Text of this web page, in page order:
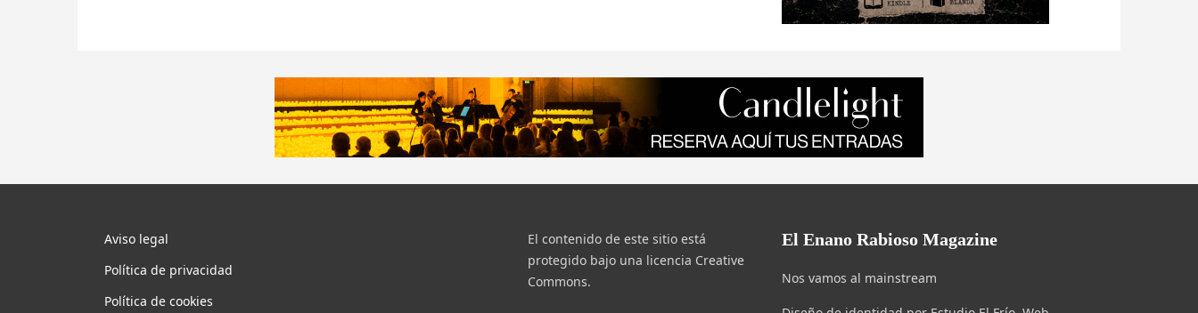
Aviso legal
Política de privacidad
Política de cookies
El contenido de este sitio está
protegido bajo una licencia Creative
Commons.
El Enano Rabioso Magazine
Nos vamos al mainstream